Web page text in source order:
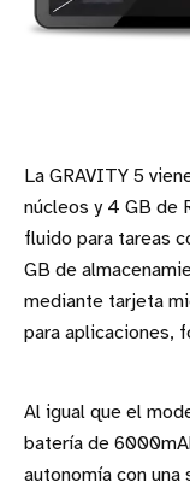
La GRAVITY 5
núcleos y 4 GB de
fluido para tareas
GB de
mediante tarjeta
para aplicaciones,
Al igual que el
batería de
autonomía con una